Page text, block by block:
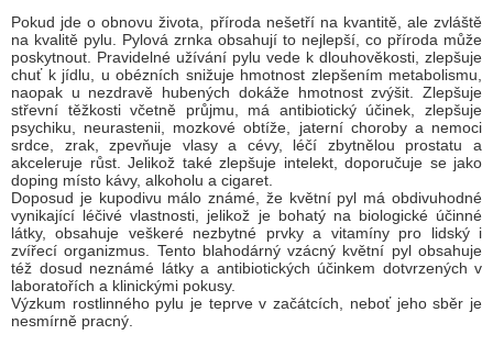
Pokud jde o obnovu života, příroda nešetří na kvantitě, ale zvláště
na kvalitě pylu. Pylová zrnka obsahují to nejlepší, co příroda může
poskytnout. Pravidelné užívání pylu vede k dlouhověkosti, zlepšuje
chuť k jídlu, u obézních snižuje hmotnost zlepšením metabolismu,
naopak u nezdravě hubených dokáže hmotnost zvýšit. Zlepšuje
střevní těžkosti včetně průjmu, má antibiotický účinek, zlepšuje
psychiku, neurastenii, mozkové obtíže, jaterní choroby a nemoci
srdce, zrak, zpevňuje vlasy a cévy, léčí zbytnělou prostatu a
akceleruje růst. Jelikož také zlepšuje intelekt, doporučuje se jako
doping místo kávy, alkoholu a cigaret.
Doposud je kupodivu málo známé, že květní pyl má obdivuhodné
vynikající léčivé vlastnosti, jelikož je bohatý na biologické účinné
látky, obsahuje veškeré nezbytné prvky a vitamíny pro lidský i
zvířecí organizmus. Tento blahodárný vzácný květní pyl obsahuje
též dosud neznámé látky a antibiotických účinkem dotvrzených v
laboratořích a klinickými pokusy.
Výzkum rostlinného pylu je teprve v začátcích, neboť jeho sběr je
nesmírně pracný.